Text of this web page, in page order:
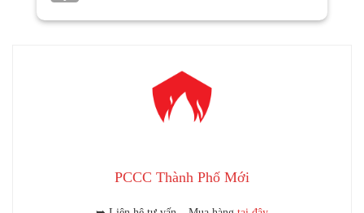
PCCC Thành Phố Mới